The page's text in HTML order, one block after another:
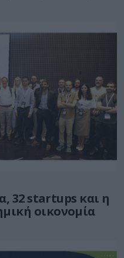
32 startups και η
οικονομία